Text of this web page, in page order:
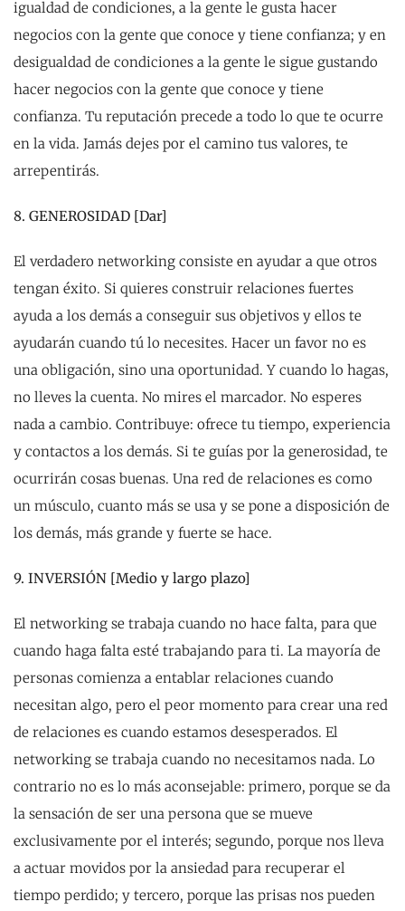
igualdad de condiciones, a la gente le gusta hacer
negocios con la gente que conoce y tiene confianza; y en
desigualdad de condiciones a la gente le sigue gustando
hacer negocios con la gente que conoce y tiene
confianza. Tu reputación precede a todo lo que te ocurre
en la vida. Jamás dejes por el camino tus valores, te
arrepentirás.
8. GENEROSIDAD [Dar]
El verdadero networking consiste en ayudar a que otros
tengan éxito. Si quieres construir relaciones fuertes
ayuda a los demás a conseguir sus objetivos y ellos te
ayudarán cuando tú lo necesites. Hacer un favor no es
una obligación, sino una oportunidad. Y cuando lo hagas,
no lleves la cuenta. No mires el marcador. No esperes
nada a cambio. Contribuye: ofrece tu tiempo, experiencia
y contactos a los demás. Si te guías por la generosidad, te
ocurrirán cosas buenas. Una red de relaciones es como
un músculo, cuanto más se usa y se pone a disposición de
los demás, más grande y fuerte se hace.
9. INVERSIÓN [Medio y largo plazo]
El networking se trabaja cuando no hace falta, para que
cuando haga falta esté trabajando para ti. La mayoría de
personas comienza a entablar relaciones cuando
necesitan algo, pero el peor momento para crear una red
de relaciones es cuando estamos desesperados. El
networking se trabaja cuando no necesitamos nada. Lo
contrario no es lo más aconsejable: primero, porque se da
la sensación de ser una persona que se mueve
exclusivamente por el interés; segundo, porque nos lleva
a actuar movidos por la ansiedad para recuperar el
tiempo perdido; y tercero, porque las prisas nos pueden